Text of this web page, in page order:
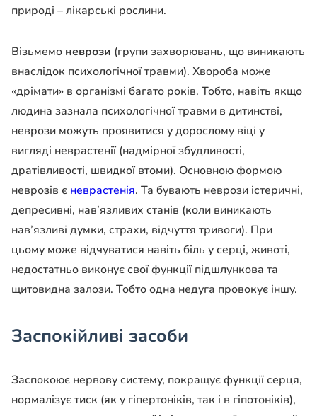
природі – лікарські рослини.
Візьмемо неврози (групи захворювань, що виникають
внаслідок психологічної травми). Хвороба може
«дрімати» в організмі багато років. Тобто, навіть якщо
людина зазнала психологічної травми в дитинстві,
неврози можуть проявитися у дорослому віці у
вигляді неврастенії (надмірної збудливості,
дратівливості, швидкої втоми). Основною формою
неврозів є неврастенія. Та бувають неврози істеричні,
депресивні, нав’язливих станів (коли виникають
нав’язливі думки, страхи, відчуття тривоги). При
цьому може відчуватися навіть біль у серці, животі,
недостатньо виконує свої функції підшлункова та
щитовидна залози. Тобто одна недуга провокує іншу.
Заспокійливі засоби
Заспокоює нервову систему, покращує функції серця,
нормалізує тиск (як у гіпертоніків, так і в гіпотоніків),